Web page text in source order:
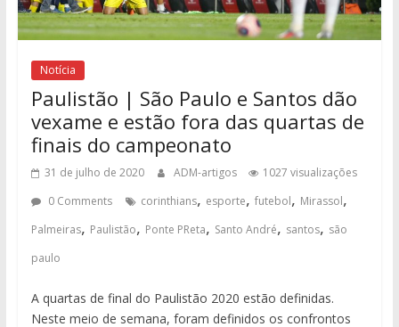
Notícia
Paulistão | São Paulo e Santos dão
vexame e estão fora das quartas de
finais do campeonato
31 de julho de 2020 ADM-artigos
1027 visualizações
0 Comments
corinthians, esporte, futebol, Mirassol,
Palmeiras, Paulistão, Ponte PReta, Santo André, santos, são
paulo
A quartas de final do Paulistão 2020 estão definidas.
Neste meio de semana, foram definidos os confrontos